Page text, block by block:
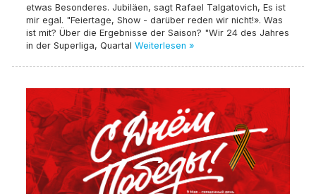
etwas Besonderes. Jubiläen, sagt Rafael Talgatovich, Es ist
mir egal. "Feiertage, Show - darüber reden wir nicht!». Was
ist mit? Über die Ergebnisse der Saison? "Wir 24 des Jahres
in der Superliga, Quartal Weiterlesen »